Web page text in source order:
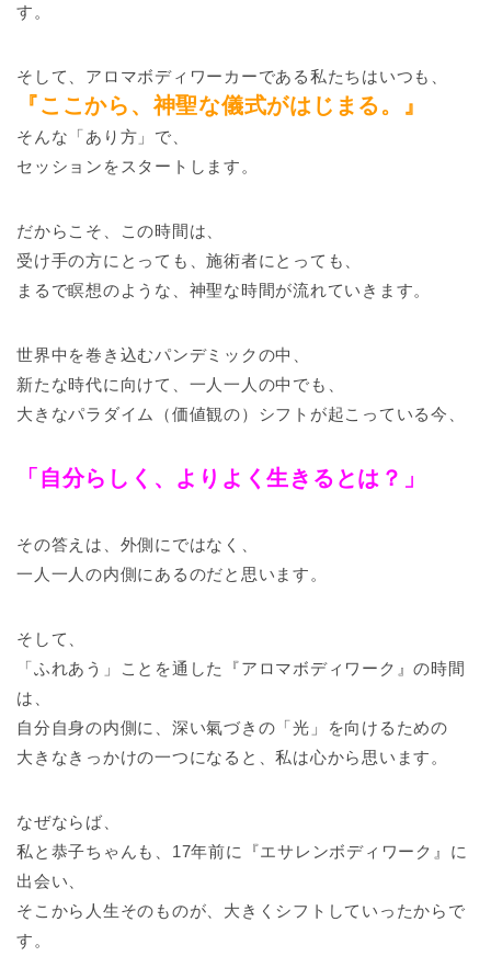
す。
そして、アロマボディワーカーである私たちはいつも、
『ここから、神聖な儀式がはじまる。』
そんな「あり方」で、
セッションをスタートします。
だからこそ、この時間は、
受け手の方にとっても、施術者にとっても、
まるで瞑想のような、神聖な時間が流れていきます。
世界中を巻き込むパンデミックの中、
新たな時代に向けて、一人一人の中でも、
大きなパラダイム（価値観の）シフトが起こっている今、
「自分らしく、よりよく生きるとは？」
その答えは、外側にではなく、
一人一人の内側にあるのだと思います。
そして、
「ふれあう」ことを通した『アロマボディワーク』の時間
は、
自分自身の内側に、深い氣づきの「光」を向けるための
大きなきっかけの一つになると、私は心から思います。
なぜならば、
私と恭子ちゃんも、17年前に『エサレンボディワーク』に
出会い、
そこから人生そのものが、大きくシフトしていったからで
す。